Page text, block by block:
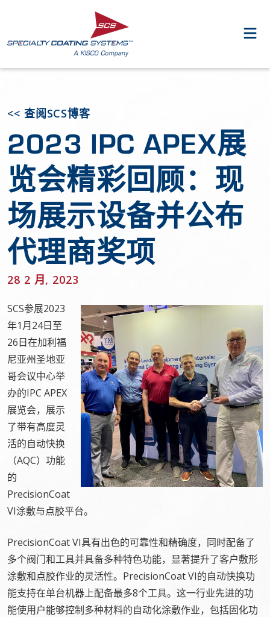
<< 查阅SCS博客
2023 IPC APEX展
览会精彩回顾：现
场展示设备并公布
代理商奖项
28 2 月, 2023
SCS参展2023
年1月24日至
26日在加利福
尼亚州圣地亚
哥会议中心举
办的IPC APEX
展览会，展示
了带有高度灵
活的自动快换
（AQC）功能
的
PrecisionCoat
VI涂敷与点胶平台。
PrecisionCoat VI具有出色的可靠性和精确度，同时配备了
多个阀门和工具并具备多种特色功能，显著提升了客户敷形
涂敷和点胶作业的灵活性。PrecisionCoat VI的自动快换功
能支持在单台机器上配备最多8个工具。这一行业先进的功
能使用户能够控制多种材料的自动化涂敷作业，包括固化功